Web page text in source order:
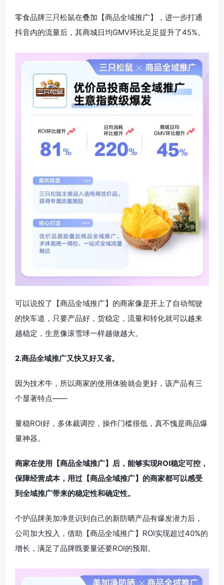
零食品牌三只松鼠在叠加【商品全域推广】，进一步打通
抖音内的流量后，其商城日均GMV环比足足提升了45%。
可以说投了【商品全域推广】的商家像是开上了自动驾驶
的快车道，只要产品好，货稳定，流量和转化就可以越来
越稳定，生意像滚雪球一样越做越大。
2.商品全域推广又快又好又省。
因为技术牛，所以商家的使用体验就会更好，该产品有三
个显著特点——
量稳ROI好，多体裁调控，操作门槛很低，真不愧是商品爆
量神器。
商家在使用【商品全域推广】后，能够实现ROI稳定可控，
保障经营成本，用过【商品全域推广】的商家都可以感受
到全域推广带来的稳定性和确定性。
个护品牌美加净意识到自己的新防晒产品有爆发潜力后，
公司加大投入，借助【商品全域推广】ROI实现超过40%的
增长，满足了品牌既要量还要ROI的预期。